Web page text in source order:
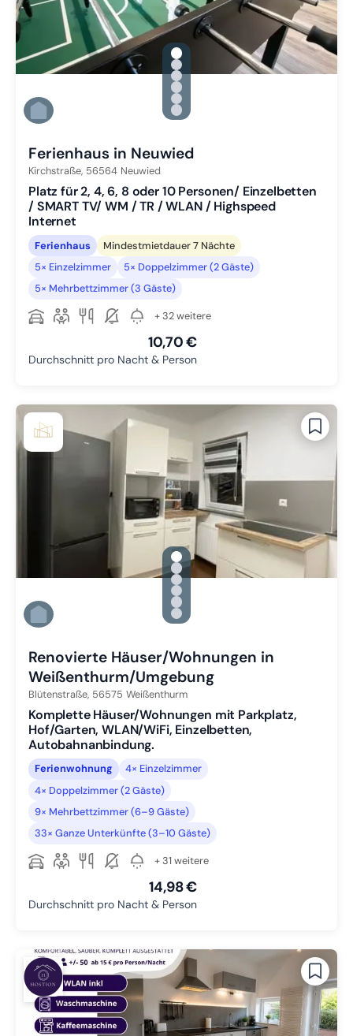
gallery.slide_selector
Zu Slide 1 wechseln
Zu Slide 2 wechseln
Zu Slide 3 wechseln
Zu Slide 4 wechseln
Zu Slide 5 wechseln
Zu Slide 6 wechseln
Ferienhaus in Neuwied
Kirchstraße, 56564 Neuwied
Platz für 2, 4, 6, 8 oder 10 Personen/ Einzelbetten
/ SMART TV/ WM / TR / WLAN / Highspeed
Internet
Ferienhaus
Mindestmietdauer 7 Nächte
5× Einzelzimmer
5× Doppelzimmer (2 Gäste)
5× Mehrbettzimmer (3 Gäste)
+ 32 weitere
10,70 €
Durchschnitt pro Nacht & Person
gallery.slide_selector
Zu Slide 1 wechseln
Zu Slide 2 wechseln
Zu Slide 3 wechseln
Zu Slide 4 wechseln
Zu Slide 5 wechseln
Zu Slide 6 wechseln
Renovierte Häuser/Wohnungen in
Weißenthurm/Umgebung
Blütenstraße, 56575 Weißenthurm
Komplette Häuser/Wohnungen mit Parkplatz,
Hof/Garten, WLAN/WiFi, Einzelbetten,
Autobahnanbindung.
Ferienwohnung
4× Einzelzimmer
4× Doppelzimmer (2 Gäste)
9× Mehrbettzimmer (6–9 Gäste)
33× Ganze Unterkünfte (3–10 Gäste)
+ 31 weitere
14,98 €
Durchschnitt pro Nacht & Person